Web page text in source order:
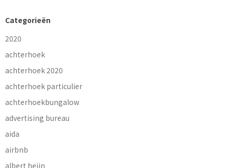
Categorieën
2020
achterhoek
achterhoek 2020
achterhoek particulier
achterhoekbungalow
advertising bureau
aida
airbnb
albert heijn